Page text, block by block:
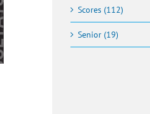
Scores (112)
Senior (19)